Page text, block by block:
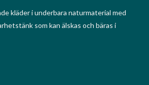
kläder i underbara naturmaterial med
som kan älskas och bäras i